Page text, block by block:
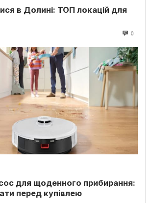
в Долині: ТОП локацій для
0
для щоденного прибирання:
перед купівлею